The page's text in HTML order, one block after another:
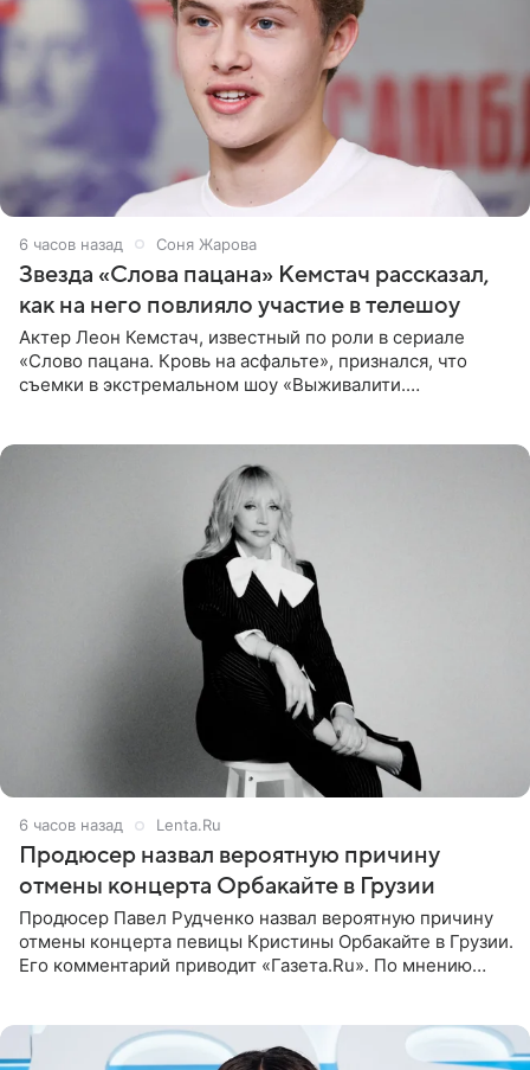
6 часов назад Соня Жарова
Звезда «Слова пацана» Кемстач рассказал,
как на него повлияло участие в телешоу
Актер Леон Кемстач, известный по роли в сериале
«Слово пацана. Кровь на асфальте», признался, что
съемки в экстремальном шоу «Выживалити.
6 часов назад Lenta.Ru
Продюсер назвал вероятную причину
отмены концерта Орбакайте в Грузии
Продюсер Павел Рудченко назвал вероятную причину
отмены концерта певицы Кристины Орбакайте в Грузии.
Его комментарий приводит «Газета.Ru». По мнению